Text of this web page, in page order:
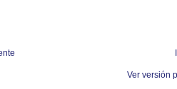
Ver versión